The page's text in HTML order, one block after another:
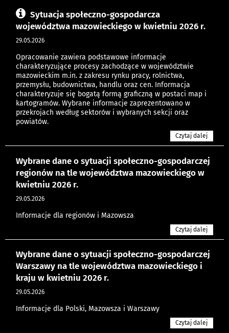
Sytuacja społeczno-gospodarcza
województwa mazowieckiego w kwietniu 2026 r.
29.05.2026
Opracowanie zawiera podstawowe informacje
charakteryzujące procesy zachodzące w województwie
mazowieckim m.in. z zakresu rynku pracy, rolnictwa,
przemysłu, budownictwa, handlu oraz cen. Informacja
charakteryzuje się bogatą formą graficzną w postaci map i
kartogramów. Wybrane informacje zaprezentowano w
przekrojach według sektorów i wybranych sekcji oraz
powiatów.
Czytaj dalej
Wybrane dane o sytuacji społeczno-gospodarczej
regionów na tle województwa mazowieckiego w
kwietniu 2026 r.
29.05.2026
Informacje dla regionów i Mazowsza
Czytaj dalej
Wybrane dane o sytuacji społeczno-gospodarczej
Warszawy na tle województwa mazowieckiego i
kraju w kwietniu 2026 r.
29.05.2026
Informacje dla Polski, Mazowsza i Warszawy
Czytaj dalej